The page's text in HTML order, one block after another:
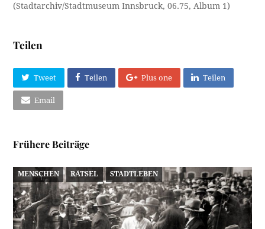
(Stadtarchiv/Stadtmuseum Innsbruck, 06.75, Album 1)
Teilen
Tweet Teilen Plus one Teilen
Email
Frühere Beiträge
MENSCHEN RÄTSEL STADTLEBEN